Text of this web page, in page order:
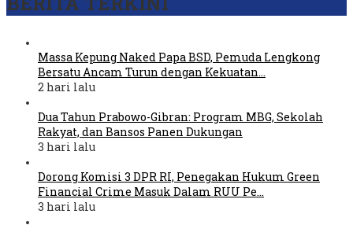
Massa Kepung Naked Papa BSD, Pemuda Lengkong
Bersatu Ancam Turun dengan Kekuatan…
2 hari lalu
Dua Tahun Prabowo-Gibran: Program MBG, Sekolah
Rakyat, dan Bansos Panen Dukungan
3 hari lalu
Dorong Komisi 3 DPR RI, Penegakan Hukum Green
Financial Crime Masuk Dalam RUU Pe…
3 hari lalu